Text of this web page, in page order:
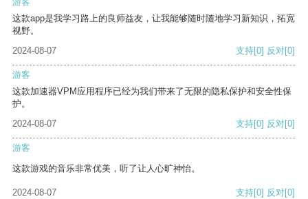
这款app是我学习路上的良师益友，让我能够随时随地学习新知识，拓宽
视野。
2024-08-07
支持[0] 反对[0]
游客
这款加速器VPM应用程序已经为我们带来了无限的隐私保护和安全性保
护。
2024-08-07
支持[0] 反对[0]
游客
这款游戏的音乐非常优美，听了让人心旷神怡。
2024-08-07 支持[0] 反对[0]